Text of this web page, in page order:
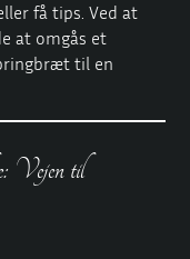
få tips. Ved at
at omgås et
til en
Vejen til